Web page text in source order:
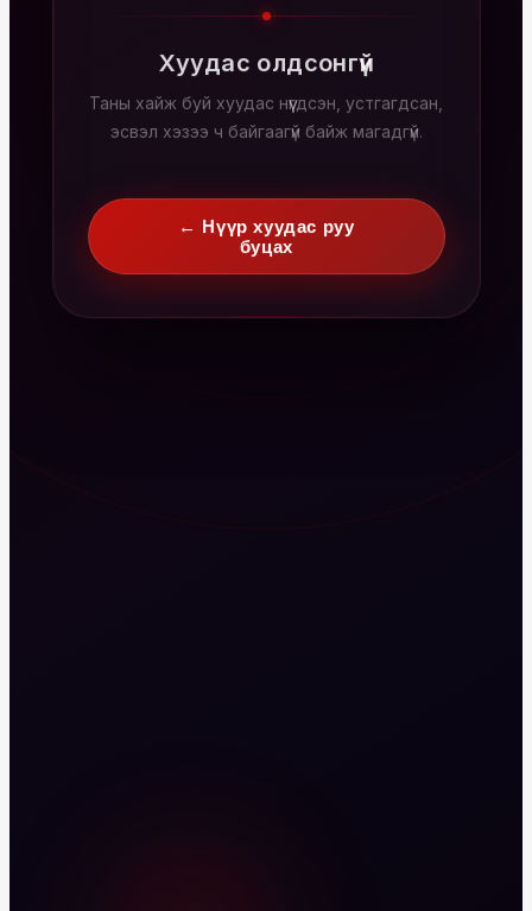
Хуудас олдсонгүй
Таны хайж буй хуудас нүүгдсэн, устгагдсан,
эсвэл хэзээ ч байгаагүй байж магадгүй.
← Нүүр хуудас руу
буцах